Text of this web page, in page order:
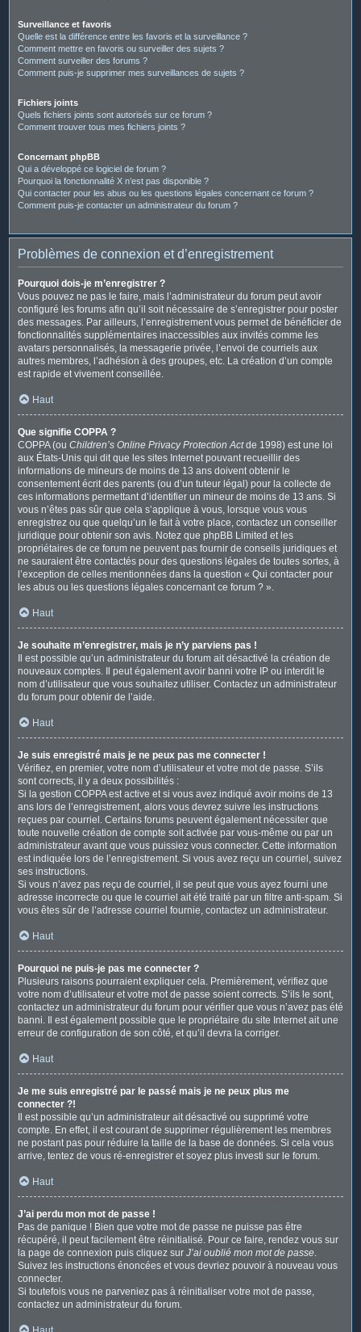
Surveillance et favoris
Quelle est la différence entre les favoris et la surveillance ?
Comment mettre en favoris ou surveiller des sujets ?
Comment surveiller des forums ?
Comment puis-je supprimer mes surveillances de sujets ?
Fichiers joints
Quels fichiers joints sont autorisés sur ce forum ?
Comment trouver tous mes fichiers joints ?
Concernant phpBB
Qui a développé ce logiciel de forum ?
Pourquoi la fonctionnalité X n’est pas disponible ?
Qui contacter pour les abus ou les questions légales concernant ce forum ?
Comment puis-je contacter un administrateur du forum ?
Problèmes de connexion et d’enregistrement
Pourquoi dois-je m’enregistrer ?
Vous pouvez ne pas le faire, mais l’administrateur du forum peut avoir
configuré les forums afin qu’il soit nécessaire de s’enregistrer pour poster
des messages. Par ailleurs, l’enregistrement vous permet de bénéficier de
fonctionnalités supplémentaires inaccessibles aux invités comme les
avatars personnalisés, la messagerie privée, l’envoi de courriels aux
autres membres, l’adhésion à des groupes, etc. La création d’un compte
est rapide et vivement conseillée.
Haut
Que signifie COPPA ?
COPPA (ou Children’s Online Privacy Protection Actde 1998) est une loi
aux États-Unis qui dit que les sites Internet pouvant recueillir des
informations de mineurs de moins de 13 ans doivent obtenir le
consentement écrit des parents (ou d’un tuteur légal) pour la collecte de
ces informations permettant d’identifier un mineur de moins de 13 ans. Si
vous n’êtes pas sûr que cela s’applique à vous, lorsque vous vous
enregistrez ou que quelqu’un le fait à votre place, contactez un conseiller
juridique pour obtenir son avis. Notez que phpBB Limited et les
propriétaires de ce forum ne peuvent pas fournir de conseils juridiques et
ne sauraient être contactés pour des questions légales de toutes sortes, à
l’exception de celles mentionnées dans la question « Qui contacter pour
les abus ou les questions légales concernant ce forum ? ».
Haut
Je souhaite m’enregistrer, mais je n’y parviens pas !
Il est possible qu’un administrateur du forum ait désactivé la création de
nouveaux comptes. Il peut également avoir banni votre IP ou interdit le
nom d’utilisateur que vous souhaitez utiliser. Contactez un administrateur
du forum pour obtenir de l’aide.
Haut
Je suis enregistré mais je ne peux pas me connecter !
Vérifiez, en premier, votre nom d’utilisateur et votre mot de passe. S’ils
sont corrects, il y a deux possibilités :
Si la gestion COPPA est active et si vous avez indiqué avoir moins de 13
ans lors de l’enregistrement, alors vous devrez suivre les instructions
reçues par courriel. Certains forums peuvent également nécessiter que
toute nouvelle création de compte soit activée par vous-même ou par un
administrateur avant que vous puissiez vous connecter. Cette information
est indiquée lors de l’enregistrement. Si vous avez reçu un courriel, suivez
ses instructions.
Si vous n’avez pas reçu de courriel, il se peut que vous ayez fourni une
adresse incorrecte ou que le courriel ait été traité par un filtre anti-spam. Si
vous êtes sûr de l’adresse courriel fournie, contactez un administrateur.
Haut
Pourquoi ne puis-je pas me connecter ?
Plusieurs raisons pourraient expliquer cela. Premièrement, vérifiez que
votre nom d’utilisateur et votre mot de passe soient corrects. S’ils le sont,
contactez un administrateur du forum pour vérifier que vous n’avez pas été
banni. Il est également possible que le propriétaire du site Internet ait une
erreur de configuration de son côté, et qu’il devra la corriger.
Haut
Je me suis enregistré par le passé mais je ne peux plus me
connecter ?!
Il est possible qu’un administrateur ait désactivé ou supprimé votre
compte. En effet, il est courant de supprimer régulièrement les membres
ne postant pas pour réduire la taille de la base de données. Si cela vous
arrive, tentez de vous ré-enregistrer et soyez plus investi sur le forum.
Haut
J’ai perdu mon mot de passe !
Pas de panique ! Bien que votre mot de passe ne puisse pas être
récupéré, il peut facilement être réinitialisé. Pour ce faire, rendez vous sur
la page de connexion puis cliquez sur J’ai oublié mon mot de passe.
Suivez les instructions énoncées et vous devriez pouvoir à nouveau vous
connecter.
Si toutefois vous ne parveniez pas à réinitialiser votre mot de passe,
contactez un administrateur du forum.